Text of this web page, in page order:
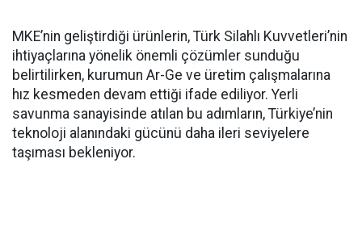
MKE’nin geliştirdiği ürünlerin, Türk Silahlı Kuvvetleri’nin
ihtiyaçlarına yönelik önemli çözümler sunduğu
belirtilirken, kurumun Ar-Ge ve üretim çalışmalarına
hız kesmeden devam ettiği ifade ediliyor. Yerli
savunma sanayisinde atılan bu adımların, Türkiye’nin
teknoloji alanındaki gücünü daha ileri seviyelere
taşıması bekleniyor.